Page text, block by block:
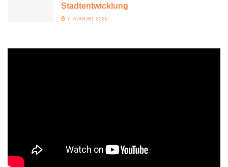
Stadtentwicklung
7. AUGUST 2026